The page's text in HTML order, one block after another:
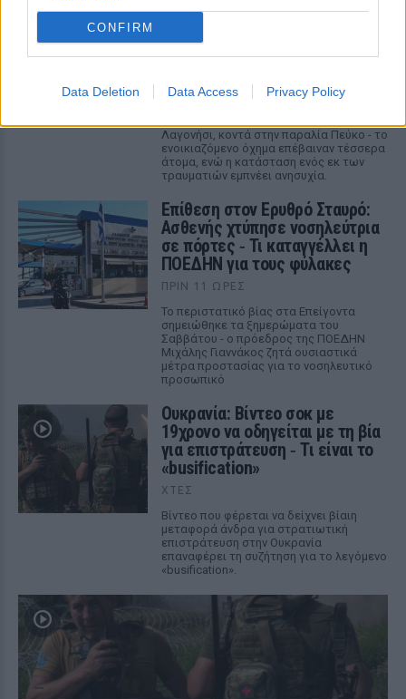
CONFIRM
Data Deletion Data Access Privacy Policy
Τροχαίο στη λεωφόρο
Αθηνών‑Σουνίου: Αναστροφή ΙΧ
συνέτριψε μηχανή της ΔΙΑΣ ‑
ΠΡΙΝ 11 ΏΡΕΣ
Λαγονήσι, κοντά στην παραλία Πεύκο - το
ενοικιαζόμενο όχημα επέβαιναν τέσσερα
άτομα, ενώ η κατάσταση ενός εκ των
τραυματιών εμπνέει ανησυχία.
Επίθεση στον Ερυθρό Σταυρό:
Ασθενής χτύπησε νοσηλεύτρια
σε πόρτες ‑ Τι καταγγέλλει η
ΠΟΕΔΗΝ για τους φύλακες
ΠΡΙΝ 11 ΏΡΕΣ
Το περιστατικό βίας στα Επείγοντα
σημειώθηκε τα ξημερώματα του
Σαββάτου - ο πρόεδρος της ΠΟΕΔΗΝ
Μιχάλης Γιαννάκος ζητά ουσιαστικά
μέτρα προστασίας για το νοσηλευτικό
προσωπικό
Ουκρανία: Βίντεο σοκ με
19χρονο να οδηγείται με τη βία
για επιστράτευση ‑ Τι είναι το
«busification»
ΧΤΕΣ
Βίντεο που φέρεται να δείχνει βίαιη
μεταφορά άνδρα για στρατιωτική
επιστράτευση στην Ουκρανία
επαναφέρει τη συζήτηση για το λεγόμενο
«busification».